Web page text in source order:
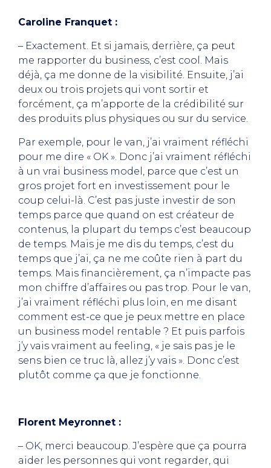
Caroline Franquet :
– Exactement. Et si jamais, derrière, ça peut
me rapporter du business, c’est cool. Mais
déjà, ça me donne de la visibilité. Ensuite, j’ai
deux ou trois projets qui vont sortir et
forcément, ça m’apporte de la crédibilité sur
des produits plus physiques ou sur du service.
Par exemple, pour le van, j’ai vraiment réfléchi
pour me dire « OK ». Donc j’ai vraiment réfléchi
à un vrai business model, parce que c’est un
gros projet fort en investissement pour le
coup celui-là. C’est pas juste investir de son
temps parce que quand on est créateur de
contenus, la plupart du temps c’est beaucoup
de temps. Mais je me dis du temps, c’est du
temps que j’ai, ça ne me coûte rien à part du
temps. Mais financièrement, ça n’impacte pas
mon chiffre d’affaires ou pas trop. Pour le van,
j’ai vraiment réfléchi plus loin, en me disant
comment est-ce que je peux mettre en place
un business model rentable ? Et puis parfois
j’y vais vraiment au feeling, « je sais pas je le
sens bien ce truc là, allez j’y vais ». Donc c’est
plutôt comme ça que je fonctionne.
Florent Meyronnet :
– OK, merci beaucoup. J’espère que ça pourra
aider les personnes qui vont regarder, qui